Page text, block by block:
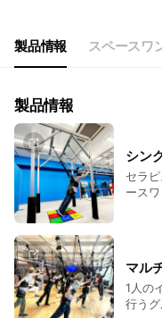
SatClosed
祝日はお休み ※夏季・年末
製品情報 スペースワ
製品情報
シン
セラ
ース
マル
1人の
行う